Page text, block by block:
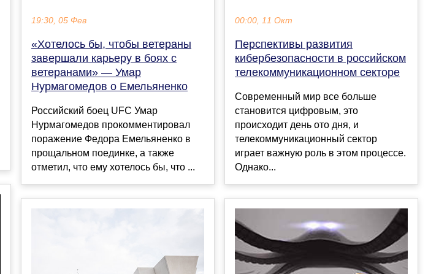
19:30, 05 Фев
«Хотелось бы, чтобы ветераны
завершали карьеру в боях с
ветеранами» — Умар
Нурмагомедов о Емельяненко
Российский боец UFC Умар
Нурмагомедов прокомментировал
поражение Федора Емельяненко в
прощальном поединке, а также
отметил, что ему хотелось бы, что ...
00:00, 11 Окт
Перспективы развития
кибербезопасности в российском
телекоммуникационном секторе
Современный мир все больше
становится цифровым, это
происходит день ото дня, и
телекоммуникационный сектор
играет важную роль в этом процессе.
Однако...